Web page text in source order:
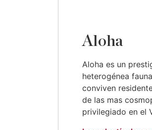
Aloha
Aloha es un
heterogénea
conviven
de las mas
privilegiado en el